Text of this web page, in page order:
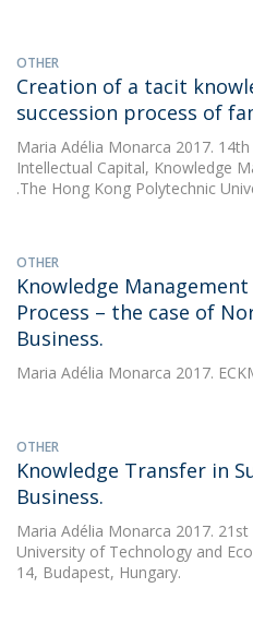
OTHER
Creation of a tacit
succession process of
Maria Adélia Monarca 2017.
Intellectual Capital, Knowledge
.The Hong Kong Polytechnic
OTHER
Knowledge
Process – the case of
Business.
Maria Adélia Monarca 2017.
OTHER
Knowledge Transfer in
Business.
Maria Adélia Monarca 2017.
University of Technology and
14, Budapest, Hungary.